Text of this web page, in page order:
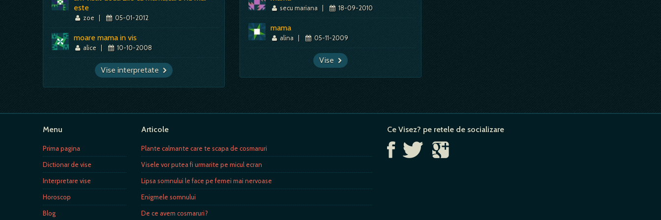
este
zoe | 05-01-2012
moare mama in vis
alice | 10-10-2008
Vise interpretate
secu mariana | 18-09-2010
mama
alina | 05-11-2009
Vise
Menu
Prima pagina
Dictionar de vise
Interpretare vise
Horoscop
Blog
Articole
Plante calmante care te scapa de cosmaruri
Visele vor putea fi urmarite pe micul ecran
Lipsa somnului le face pe femei mai nervoase
Enigmele somnului
De ce avem cosmaruri?
Ce Visez? pe retele de socializare